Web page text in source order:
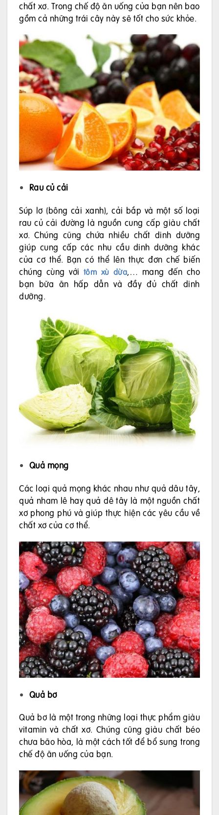
chất xơ. Trong chế độ ăn uống của bạn nên bao
gồm cả những trái cây này sẽ tốt cho sức khỏe.
Rau củ cải
Súp lơ (bông cải xanh), cải bắp và một số loại
rau củ cải đường là nguồn cung cấp giàu chất
xơ. Chúng cũng chứa nhiều chất dinh dưỡng
giúp cung cấp các nhu cầu dinh dưỡng khác
của cơ thể. Bạn có thể lên thực đơn chế biến
chúng cùng với tôm xù dừa,… mang đến cho
bạn bữa ăn hấp dẫn và đầy đủ chất dinh
dưỡng.
Quả mọng
Các loại quả mọng khác nhau như quả dâu tây,
quả nham lê hay quả dê tây là một nguồn chất
xơ phong phú và giúp thực hiện các yêu cầu về
chất xơ của cơ thể.
Quả bơ
Quả bơ là một trong những loại thực phẩm giàu
vitamin và chất xơ. Chúng cũng giàu chất béo
chưa bão hòa, là một cách tốt để bổ sung trong
chế độ ăn uống của bạn.